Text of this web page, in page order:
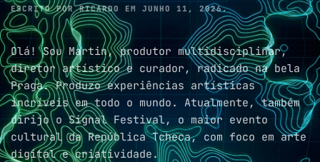
ESCRITO PORRICARDO EM JUNHO 11, 2026.
Olá! Sou Martin, produtor multidisciplinar,
diretor artístico e curador, radicado na bela
Praga. Produzo experiências artísticas
incríveis em todo o mundo. Atualmente, também
dirijo o Signal Festival, o maior evento
cultural da República Tcheca, com foco em arte
digital e criatividade.